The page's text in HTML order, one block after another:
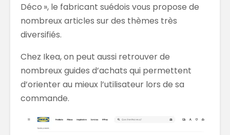
Déco », le fabricant suédois vous propose de
nombreux articles sur des thèmes très
diversifiés.
Chez Ikea, on peut aussi retrouver de
nombreux guides d’achats qui permettent
d’orienter au mieux l’utilisateur lors de sa
commande.